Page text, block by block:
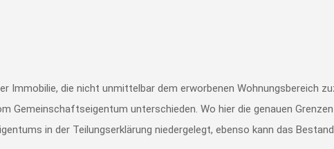
die nicht unmittelbar dem erworbenen Wohnungsbereich
unterschieden. Wo hier die genauen
in der Teilungserklärung niedergelegt, ebenso kann das